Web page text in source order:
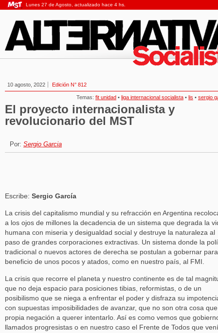
Lunes 27 de Agosto, actualizado hace 4 hs.
10 agosto, 2022 Edición N° 812
Temas: fit unidad • liga internacional socialista • lis • sergio
El proyecto internacionalista y
revolucionario del MST
Por: Sergio Garcia
Escribe: Sergio García
La crisis del capitalismo mundial y su refracción en Argentina
a los ojos de millones la decadencia de un sistema que degrada la
humana con miseria y desigualdad social y destruye la naturaleza al
paso de grandes corporaciones extractivas. Un sistema donde la
tradicional o nuevos actores de derecha se postulan a gobernar para
beneficio de unos pocos y atados, como en nuestro país, al FMI.
La crisis que recorre el planeta y nuestro continente es de tal
que no deja espacio para posiciones tibias, reformistas, o de un
posibilismo que se niega a enfrentar el poder y disfraza su
con supuestas imposibilidades de avanzar, que no son otra cosa
propia negación a querer intentarlo. Así es como vemos que
llamados progresistas o en nuestro caso el Frente de Todos que